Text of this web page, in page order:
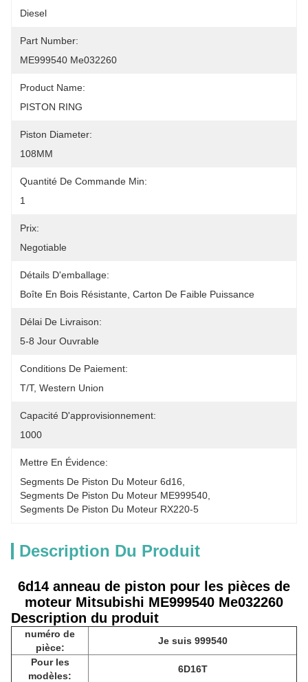
Diesel
Part Number:
ME999540 Me032260
Product Name:
PISTON RING
Piston Diameter:
108MM
Quantité De Commande Min:
1
Prix:
Negotiable
Détails D'emballage:
Boîte En Bois Résistante, Carton De Faible Puissance
Délai De Livraison:
5-8 Jour Ouvrable
Conditions De Paiement:
T/T, Western Union
Capacité D'approvisionnement:
1000
Mettre En Évidence:
Segments De Piston Du Moteur 6d16
Segments De Piston Du Moteur ME999540
Segments De Piston Du Moteur RX220-5
Description Du Produit
6d14 anneau de piston pour les pièces de
moteur Mitsubishi ME999540 Me032260
Description du produit
numéro de
pièce:
Je suis 999540
Pour les
modèles:
6D16T